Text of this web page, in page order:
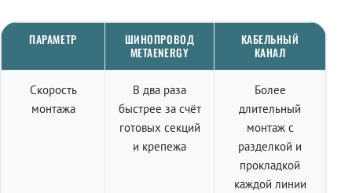
ПАРАМЕТР
ШИНОПРОВОД
METAENERGY
КАБЕЛЬНЫЙ
КАНАЛ
Скорость
монтажа
В два раза
быстрее за счёт
готовых секций
и крепежа
Более
длительный
монтаж с
разделкой и
прокладкой
каждой линии